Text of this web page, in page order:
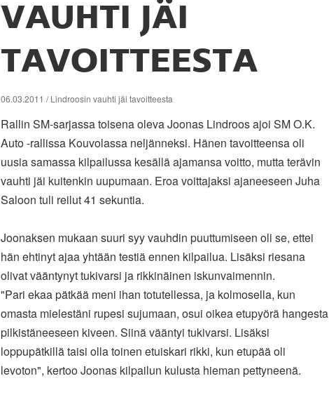
VAUHTI JÄI
TAVOITTEESTA
06.03.2011 / Lindroosin vauhti jäi tavoitteesta
Rallin SM-sarjassa toisena oleva Joonas Lindroos ajoi SM O.K.
Auto -rallissa Kouvolassa neljänneksi. Hänen tavoitteensa oli
uusia samassa kilpailussa kesällä ajamansa voitto, mutta terävin
vauhti jäi kuitenkin uupumaan. Eroa voittajaksi ajaneeseen Juha
Saloon tuli reilut 41 sekuntia.
Joonaksen mukaan suuri syy vauhdin puuttumiseen oli se, ettei
hän ehtinyt ajaa yhtään testiä ennen kilpailua. Lisäksi riesana
olivat vääntynyt tukivarsi ja rikkinäinen iskunvaimennin.
"Pari ekaa pätkää meni ihan totutellessa, ja kolmosella, kun
omasta mielestäni rupesi sujumaan, osui oikea etupyörä hangesta
pilkistäneeseen kiveen. Siinä vääntyi tukivarsi. Lisäksi
loppupätkillä taisi olla toinen etuiskari rikki, kun etupää oli
levoton", kertoo Joonas kilpailun kulusta hieman pettyneenä.